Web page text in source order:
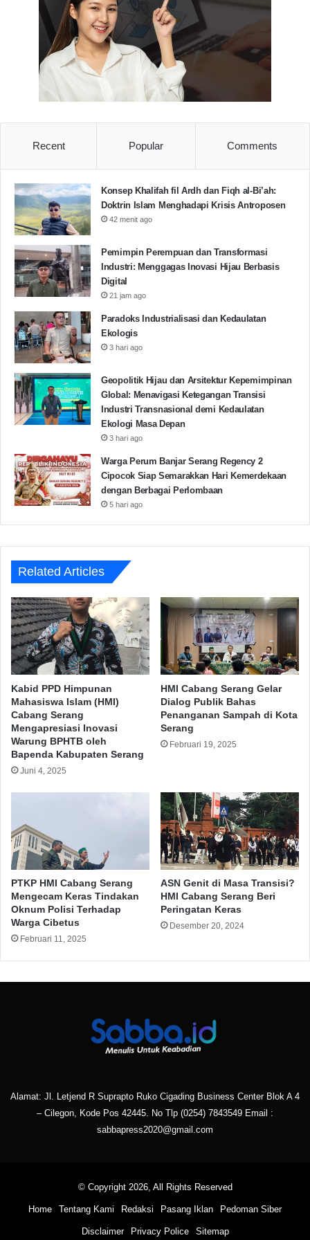
BPKP HmI Cabang Serang
Recent Popular Comments
Konsep Khalifah fil Ardh dan Fiqh al-Bi’ah:
Doktrin Islam Menghadapi Krisis Antroposen
42 menit ago
Pemimpin Perempuan dan Transformasi
Industri: Menggagas Inovasi Hijau Berbasis
Digital
21 jam ago
Paradoks Industrialisasi dan Kedaulatan
Ekologis
3 hari ago
Geopolitik Hijau dan Arsitektur Kepemimpinan
Global: Menavigasi Ketegangan Transisi
Industri Transnasional demi Kedaulatan
Ekologi Masa Depan
3 hari ago
Warga Perum Banjar Serang Regency 2
Cipocok Siap Semarakkan Hari Kemerdekaan
dengan Berbagai Perlombaan
5 hari ago
Related Articles
Kabid PPD Himpunan
Mahasiswa Islam (HMI)
Cabang Serang
Mengapresiasi Inovasi
Warung BPHTB oleh
Bapenda Kabupaten Serang
Juni 4, 2025
HMI Cabang Serang Gelar
Dialog Publik Bahas
Penanganan Sampah di Kota
Serang
Februari 19, 2025
PTKP HMI Cabang Serang
Mengecam Keras Tindakan
Oknum Polisi Terhadap
Warga Cibetus
Februari 11, 2025
ASN Genit di Masa Transisi?
HMI Cabang Serang Beri
Peringatan Keras
Desember 20, 2024
Alamat: Jl. Letjend R Suprapto Ruko Cigading Business Center Blok A 4
– Cilegon, Kode Pos 42445. No Tlp (0254) 7843549 Email :
sabbapress2020@gmail.com
© Copyright 2026, All Rights Reserved
Home Tentang Kami Redaksi Pasang Iklan Pedoman Siber
Disclaimer Privacy Police Sitemap